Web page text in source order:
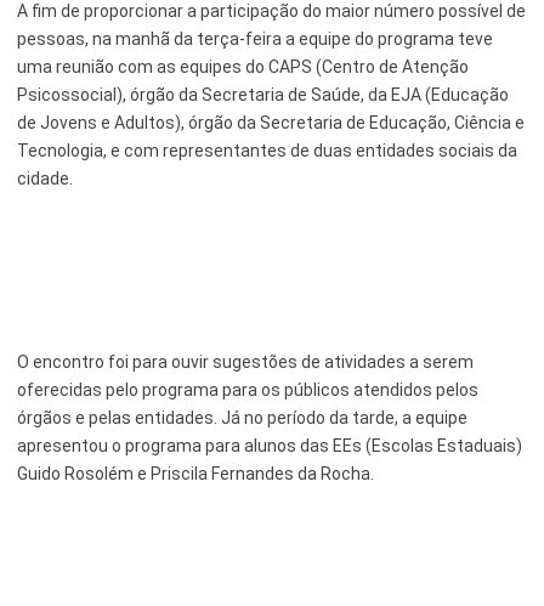
A fim de proporcionar a participação do maior número possível de
pessoas, na manhã da terça-feira a equipe do programa teve
uma reunião com as equipes do CAPS (Centro de Atenção
Psicossocial), órgão da Secretaria de Saúde, da EJA (Educação
de Jovens e Adultos), órgão da Secretaria de Educação, Ciência e
Tecnologia, e com representantes de duas entidades sociais da
cidade.
O encontro foi para ouvir sugestões de atividades a serem
oferecidas pelo programa para os públicos atendidos pelos
órgãos e pelas entidades. Já no período da tarde, a equipe
apresentou o programa para alunos das EEs (Escolas Estaduais)
Guido Rosolém e Priscila Fernandes da Rocha.